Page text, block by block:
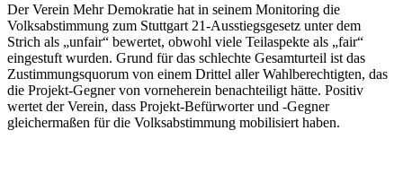
Der Verein Mehr Demokratie hat in seinem Monitoring die
Volksabstimmung zum Stuttgart 21-Ausstiegsgesetz unter dem
Strich als „unfair“ bewertet, obwohl viele Teilaspekte als „fair“
eingestuft wurden. Grund für das schlechte Gesamturteil ist das
Zustimmungsquorum von einem Drittel aller Wahlberechtigten, das
die Projekt-Gegner von vorneherein benachteiligt hätte. Positiv
wertet der Verein, dass Projekt-Befürworter und -Gegner
gleichermaßen für die Volksabstimmung mobilisiert haben.